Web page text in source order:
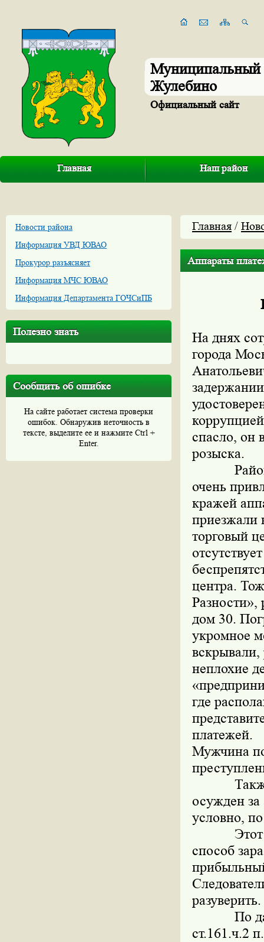
Муниципальный
Жулебино
Официальный сайт
Главная Наш район
Новости района
Информация УВД ЮВАО
Прокурор разъясняет
Информация МЧС ЮВАО
Информация Департамента ГОЧСиПБ
Полезно знать
Сообщить об ошибке
На сайте работает система проверки
ошибок. Обнаружив неточность в
тексте, выделите ее и нажмите Ctrl +
Enter.
Главная /
Аппараты
На днях
города
спасло, он
розыска.
Район
очень
кражей
приезжали
торговый
центра.
Разности»,
дом 30.
укромное
вскрывали,
неплохие
где
платежей.
Мужчина
Также
осужден за
условно,
Этот
способ
разуверить.
По
ст.161.ч.2